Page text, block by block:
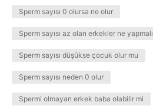
Sperm sayısı 0 olursa ne olur
Sperm sayısı az olan erkekler ne yapmalı
Sperm sayısı düşükse çocuk olur mu
Sperm sayısı neden 0 olur
Spermi olmayan erkek baba olabilir mi